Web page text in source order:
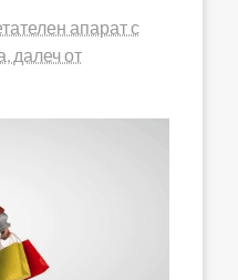
апарат с
далеч от